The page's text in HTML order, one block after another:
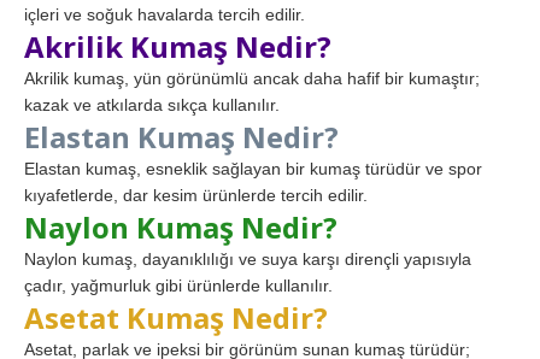
içleri ve soğuk havalarda tercih edilir.
Akrilik Kumaş Nedir?
Akrilik kumaş, yün görünümlü ancak daha hafif bir kumaştır;
kazak ve atkılarda sıkça kullanılır.
Elastan Kumaş Nedir?
Elastan kumaş, esneklik sağlayan bir kumaş türüdür ve spor
kıyafetlerde, dar kesim ürünlerde tercih edilir.
Naylon Kumaş Nedir?
Naylon kumaş, dayanıklılığı ve suya karşı dirençli yapısıyla
çadır, yağmurluk gibi ürünlerde kullanılır.
Asetat Kumaş Nedir?
Asetat, parlak ve ipeksi bir görünüm sunan kumaş türüdür;